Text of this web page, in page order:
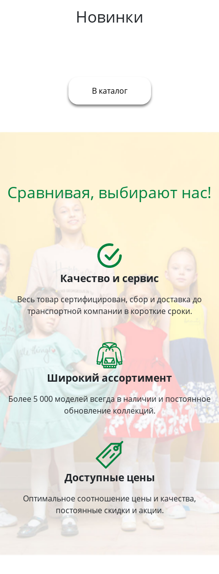
Новинки
В каталог
Сравнивая, выбирают нас!
Качество и сервис
Весь товар сертифицирован, сбор и доставка до
транспортной компании в короткие сроки.
Широкий ассортимент
Более 5 000 моделей всегда в наличии и постоянное
обновление коллекций.
Доступные цены
Оптимальное соотношение цены и качества,
постоянные скидки и акции.